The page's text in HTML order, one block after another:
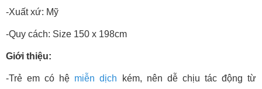
-Xuất xứ: Mỹ
-Quy cách: Size 150 x 198cm
Giới thiệu:
-Trẻ em có hệ miễn dịch kém, nên dễ chịu tác động từ